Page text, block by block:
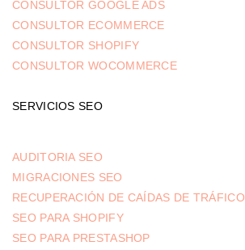
CONSULTOR GOOGLE ADS
CONSULTOR ECOMMERCE
CONSULTOR SHOPIFY
CONSULTOR WOCOMMERCE
SERVICIOS SEO
AUDITORIA SEO
MIGRACIONES SEO
RECUPERACIÓN DE CAÍDAS DE TRÁFICO
SEO PARA SHOPIFY
SEO PARA PRESTASHOP